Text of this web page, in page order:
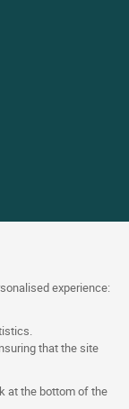
experience:
that the site
at the bottom of the